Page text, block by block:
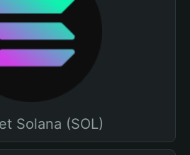
Solana (SOL)